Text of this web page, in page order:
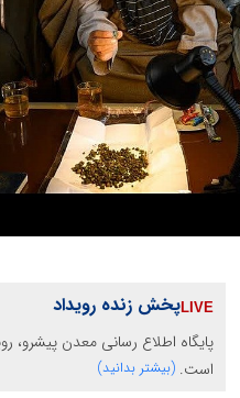
پخش زنده رویداد
پایگاه اطلاع رسانی معدن پیشرو،
است. (بیشتر بدانید)